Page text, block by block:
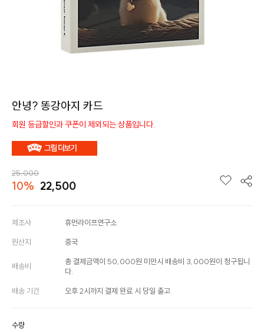
안녕? 똥강아지 카드
회원 등급할인과 쿠폰이 제외되는 상품입니다.
25,000
10% 22,500
제조사 휴먼라이프연구소
원산지 중국
배송비
총 결제금액이 50,000원 미만시 배송비 3,000원이 청구됩니
다.
배송 기간 오후 2시까지 결제 완료 시 당일 출고
수량